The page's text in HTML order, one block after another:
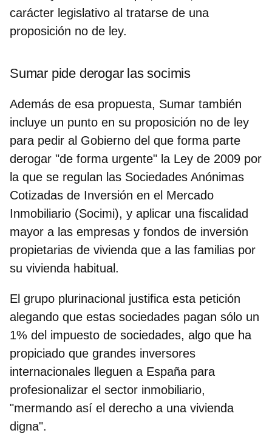
carácter legislativo al tratarse de una
proposición no de ley.
Sumar pide derogar las socimis
Además de esa propuesta, Sumar también
incluye un punto en su proposición no de ley
para pedir al Gobierno del que forma parte
derogar "de forma urgente" la Ley de 2009 por
la que se regulan las Sociedades Anónimas
Cotizadas de Inversión en el Mercado
Inmobiliario (Socimi), y aplicar una fiscalidad
mayor a las empresas y fondos de inversión
propietarias de vivienda que a las familias por
su vivienda habitual.
El grupo plurinacional justifica esta petición
alegando que estas sociedades pagan sólo un
1% del impuesto de sociedades, algo que ha
propiciado que grandes inversores
internacionales lleguen a España para
profesionalizar el sector inmobiliario,
"mermando así el derecho a una vivienda
digna".